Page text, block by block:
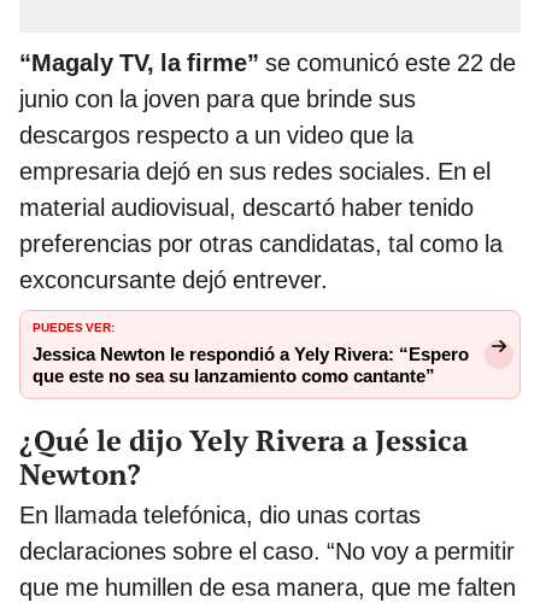
“Magaly TV, la firme” se comunicó este 22 de
junio con la joven para que brinde sus
descargos respecto a un video que la
empresaria dejó en sus redes sociales. En el
material audiovisual, descartó haber tenido
preferencias por otras candidatas, tal como la
exconcursante dejó entrever.
PUEDES VER:
Jessica Newton le respondió a Yely Rivera: “Espero
que este no sea su lanzamiento como cantante”
¿Qué le dijo Yely Rivera a Jessica
Newton?
En llamada telefónica, dio unas cortas
declaraciones sobre el caso. “No voy a permitir
que me humillen de esa manera, que me falten